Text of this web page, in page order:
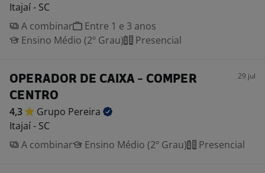
Itajaí - SC
A combinar
Entre 1 e 3 anos
Ensino Médio (2º Grau)
Presencial
OPERADOR DE CAIXA - COMPER
CENTRO
29 jul
4,3 Grupo Pereira
Itajaí - SC
A combinar
Ensino Médio (2º Grau) Presencial